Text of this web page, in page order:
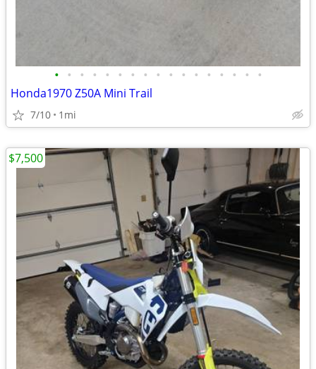
• • • • • • • • • • • • • • • • •
Honda1970 Z50A Mini Trail
7/10 1mi
$7,500